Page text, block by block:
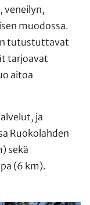
veneilyn,
muodossa.
tutustuttavat
tarjoavat
aitoa
ja
Ruokolahden
sekä
(6 km).